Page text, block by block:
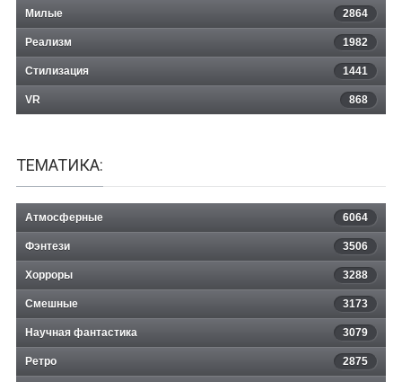
Милые 2864
Реализм 1982
Стилизация 1441
VR 868
ТЕМАТИКА:
Атмосферные 6064
Фэнтези 3506
Хорроры 3288
Смешные 3173
Научная фантастика 3079
Ретро 2875